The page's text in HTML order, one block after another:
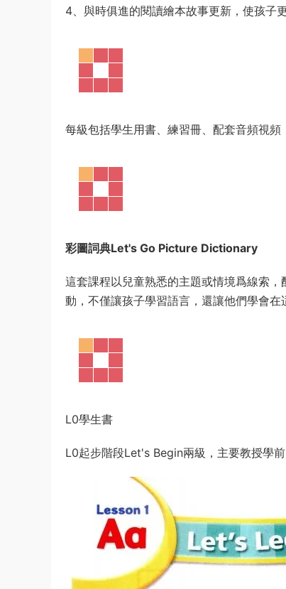
4、與時俱進的閱讀繪本故事更新，使孩子
每級包括學生用書、練習冊、配套音頻視